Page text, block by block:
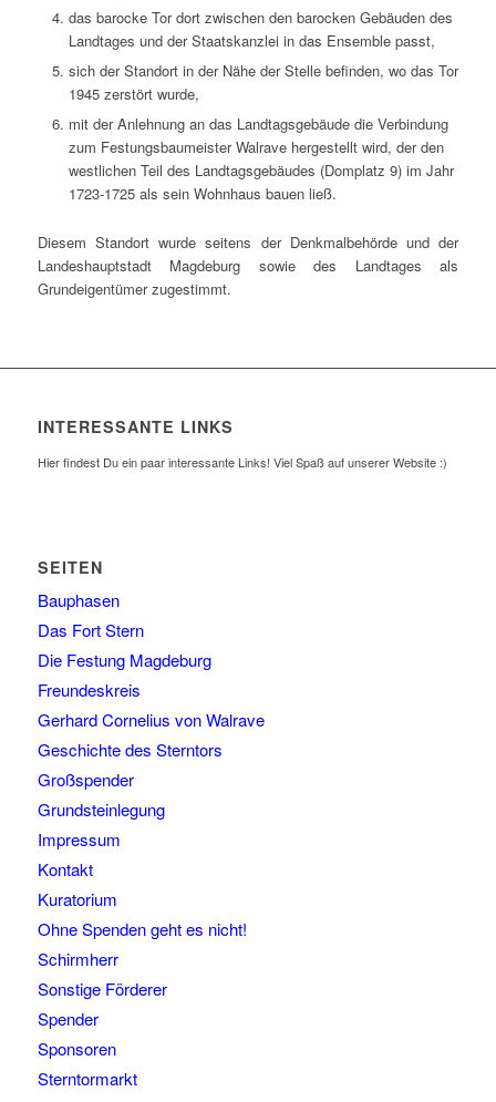
das barocke Tor dort zwischen den barocken Gebäuden des
Landtages und der Staatskanzlei in das Ensemble passt,
sich der Standort in der Nähe der Stelle befinden, wo das Tor
1945 zerstört wurde,
mit der Anlehnung an das Landtagsgebäude die Verbindung
zum Festungsbaumeister Walrave hergestellt wird, der den
westlichen Teil des Landtagsgebäudes (Domplatz 9) im Jahr
1723-1725 als sein Wohnhaus bauen ließ.
Diesem Standort wurde seitens der Denkmalbehörde und der
Landeshauptstadt Magdeburg sowie des Landtages als
Grundeigentümer zugestimmt.
INTERESSANTE LINKS
Hier findest Du ein paar interessante Links! Viel Spaß auf unserer Website :)
SEITEN
Bauphasen
Das Fort Stern
Die Festung Magdeburg
Freundeskreis
Gerhard Cornelius von Walrave
Geschichte des Sterntors
Großspender
Grundsteinlegung
Impressum
Kontakt
Kuratorium
Ohne Spenden geht es nicht!
Schirmherr
Sonstige Förderer
Spender
Sponsoren
Sterntormarkt